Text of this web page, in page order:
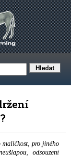
maličkost, pro jiného
odsouzeni